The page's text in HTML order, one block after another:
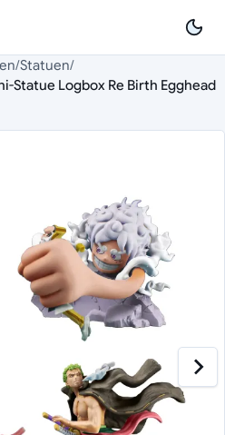
/Statuen/
Statue Logbox Re Birth Egghead